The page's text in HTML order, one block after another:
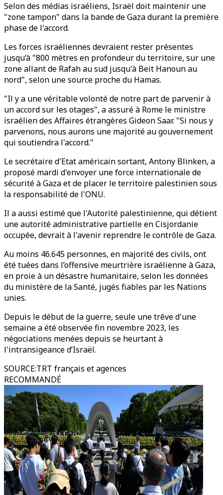
Selon des médias israéliens, Israël doit maintenir une
"zone tampon" dans la bande de Gaza durant la première
phase de l'accord.
Les forces israéliennes devraient rester présentes
jusqu’à "800 mètres en profondeur du territoire, sur une
zone allant de Rafah au sud jusqu'à Beit Hanoun au
nord", selon une source proche du Hamas.
"Il y a une véritable volonté de notre part de parvenir à
un accord sur les otages", a assuré à Rome le ministre
israélien des Affaires étrangères Gideon Saar. "Si nous y
parvenons, nous aurons une majorité au gouvernement
qui soutiendra l'accord."
Le secrétaire d'Etat américain sortant, Antony Blinken, a
proposé mardi d'envoyer une force internationale de
sécurité à Gaza et de placer le territoire palestinien sous
la responsabilité de l'ONU.
Il a aussi estimé que l'Autorité palestinienne, qui détient
une autorité administrative partielle en Cisjordanie
occupée, devrait à l'avenir reprendre le contrôle de Gaza.
Au moins 46.645 personnes, en majorité des civils, ont
été tuées dans l’offensive meurtrière israélienne à Gaza,
en proie à un désastre humanitaire, selon les données
du ministère de la Santé, jugés fiables par les Nations
unies.
Depuis le début de la guerre, seule une trêve d'une
semaine a été observée fin novembre 2023, les
négociations menées depuis se heurtant à
l'intransigeance d’Israël.
SOURCE:TRT français et agences
RECOMMANDÉ